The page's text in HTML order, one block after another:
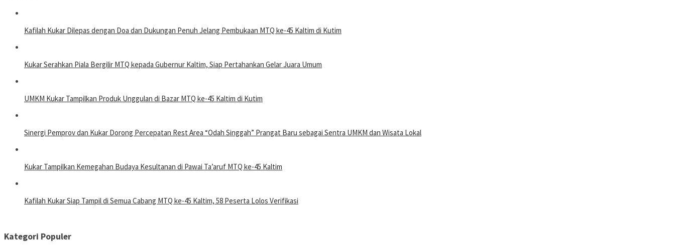
Kafilah Kukar Dilepas dengan Doa dan Dukungan Penuh Jelang Pembukaan MTQ ke-45 Kaltim di Kutim
Kukar Serahkan Piala Bergilir MTQ kepada Gubernur Kaltim, Siap Pertahankan Gelar Juara Umum
UMKM Kukar Tampilkan Produk Unggulan di Bazar MTQ ke-45 Kaltim di Kutim
Sinergi Pemprov dan Kukar Dorong Percepatan Rest Area “Odah Singgah” Prangat Baru sebagai Sentra UMKM dan Wisata Lokal
Kukar Tampilkan Kemegahan Budaya Kesultanan di Pawai Ta’aruf MTQ ke-45 Kaltim
Kafilah Kukar Siap Tampil di Semua Cabang MTQ ke-45 Kaltim, 58 Peserta Lolos Verifikasi
Kategori Populer